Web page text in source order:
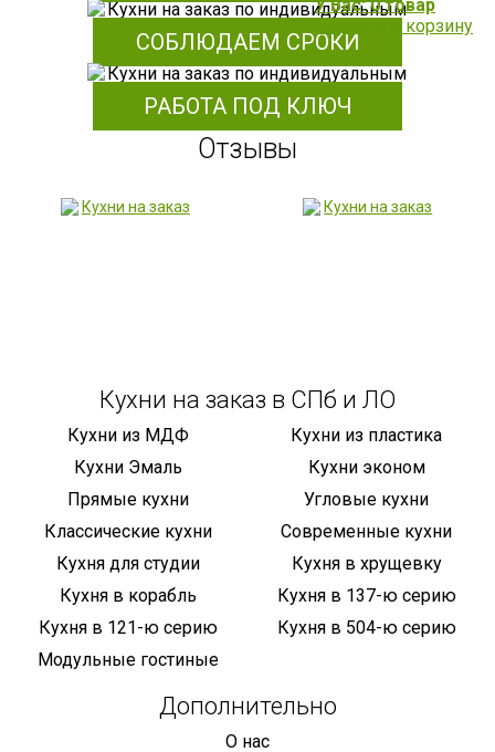
СОБЛЮДАЕМ СРОКИ
РАБОТА ПОД КЛЮЧ
Отзывы
У Вас: 0 товар
Перейти в корзину
Кухни на заказ в СПб и ЛО
Кухни из МДФ
Кухни из пластика
Кухни Эмаль
Кухни эконом
Прямые кухни
Угловые кухни
Классические кухни
Современные кухни
Кухня для студии
Кухня в хрущевку
Кухня в корабль
Кухня в 137-ю серию
Кухня в 121-ю серию
Кухня в 504-ю серию
Модульные гостиные
Дополнительно
О нас